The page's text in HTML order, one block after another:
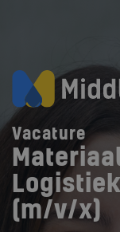
Vacature
(m/v/x)